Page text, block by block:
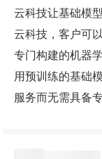
云科技让基础模
云科技，客户可
专门构建的机器
用预训练的基础
服务而无需具备